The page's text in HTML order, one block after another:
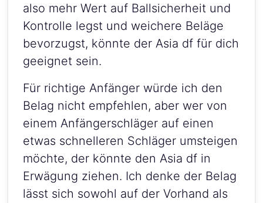
also mehr Wert auf Ballsicherheit und
Kontrolle legst und weichere Beläge
bevorzugst, könnte der Asia df für dich
geeignet sein.
Für richtige Anfänger würde ich den
Belag nicht empfehlen, aber wer von
einem Anfängerschläger auf einen
etwas schnelleren Schläger umsteigen
möchte, der könnte den Asia df in
Erwägung ziehen. Ich denke der Belag
lässt sich sowohl auf der Vorhand als